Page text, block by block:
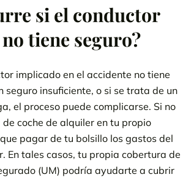
si el conductor
tiene seguro?
implicado en el accidente no tiene
seguro insuficiente, o si se trata de un
el proceso puede complicarse. Si no
coche de alquiler en tu propio
pagar de tu bolsillo los gastos del
En tales casos, tu propia cobertura de
(UM) podría ayudarte a cubrir